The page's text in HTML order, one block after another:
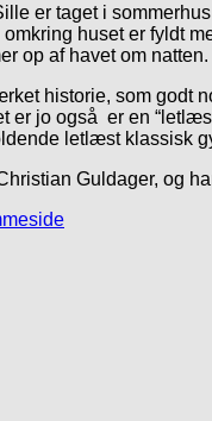
er taget i
huset er fyldt
op af havet om natten.
historie, som godt
er jo også er en
letlæst klassisk
Guldager, og